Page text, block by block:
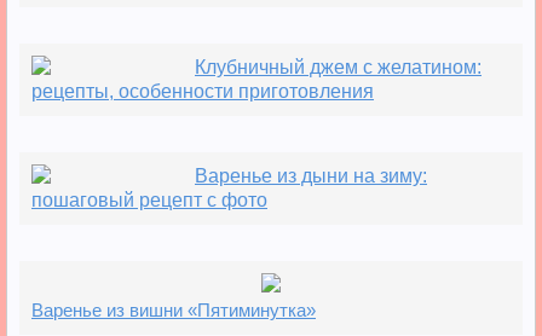
Клубничный джем с желатином:
рецепты, особенности приготовления
Варенье из дыни на зиму:
пошаговый рецепт с фото
Варенье из вишни «Пятиминутка»